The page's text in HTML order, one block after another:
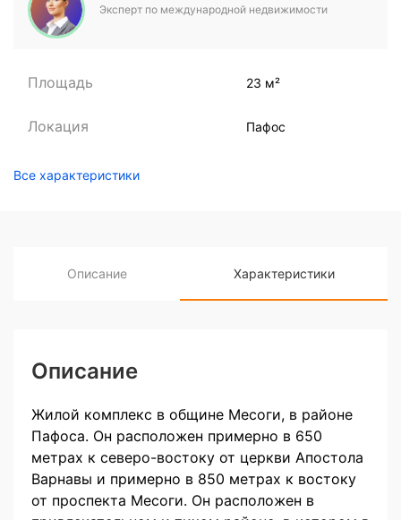
Эксперт по международной недвижимости
Площадь 23 м²
Локация Пафос
Все характеристики
Описание Характеристики
Описание
Жилой комплекс в общине Месоги, в районе
Пафоса. Он расположен примерно в 650
метрах к северо-востоку от церкви Апостола
Варнавы и примерно в 850 метрах к востоку
от проспекта Месоги. Он расположен в